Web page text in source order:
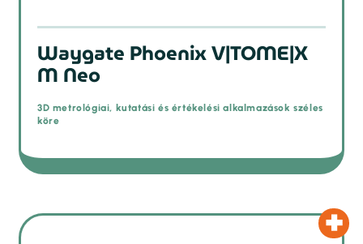
Waygate Phoenix V|TOME|X
M Neo
3D metrológiai, kutatási és értékelési alkalmazások széles
köre